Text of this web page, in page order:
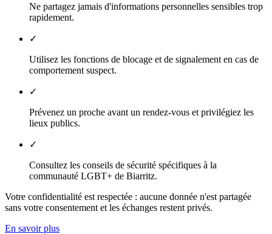
Ne partagez jamais d'informations personnelles sensibles trop
rapidement.
✓
Utilisez les fonctions de blocage et de signalement en cas de
comportement suspect.
✓
Prévenez un proche avant un rendez-vous et privilégiez les
lieux publics.
✓
Consultez les conseils de sécurité spécifiques à la
communauté LGBT+ de Biarritz.
Votre confidentialité est respectée : aucune donnée n'est partagée
sans votre consentement et les échanges restent privés.
En savoir plus